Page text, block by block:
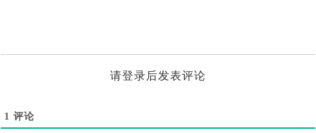
请登录后发表评论
1 评论